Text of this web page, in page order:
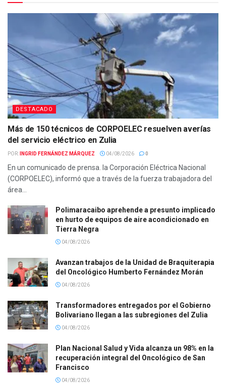
DESTACADO
Más de 150 técnicos de CORPOELEC resuelven averías
del servicio eléctrico en Zulia
POR: INGRID FERNÁNDEZ MÁRQUEZ 04/08/2026 0
En un comunicado de prensa. la Corporación Eléctrica Nacional
(CORPOELEC), informó que a través de la fuerza trabajadora del
área...
Polimaracaibo aprehende a presunto implicado
en hurto de equipos de aire acondicionado en
Tierra Negra
04/08/2026
Avanzan trabajos de la Unidad de Braquiterapia
del Oncológico Humberto Fernández Morán
04/08/2026
Transformadores entregados por el Gobierno
Bolivariano llegan a las subregiones del Zulia
04/08/2026
Plan Nacional Salud y Vida alcanza un 98% en la
recuperación integral del Oncológico de San
Francisco
04/08/2026